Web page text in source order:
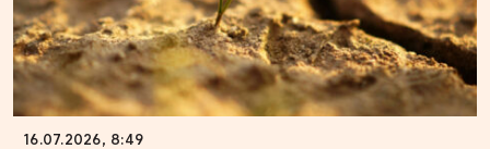
16.07.2026, 8:49